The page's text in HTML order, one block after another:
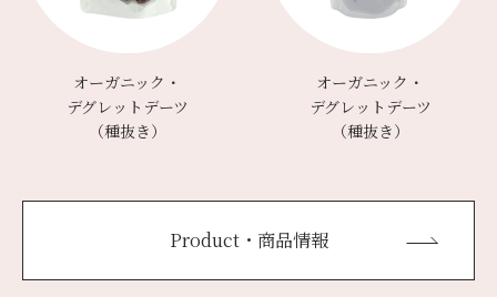
オーガニック・
デグレットデーツ
（種抜き）
オーガニック・
デグレットデーツ
（種抜き）
Product・商品情報